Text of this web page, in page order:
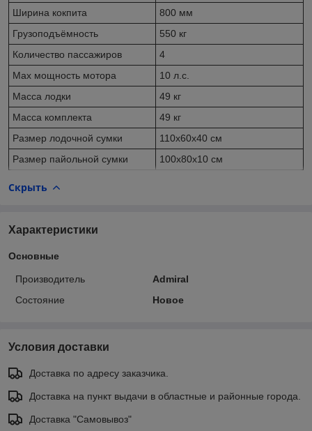
Ширина кокпита
800 мм
Грузоподъёмность
550 кг
Количество пассажиров
4
Max мощность мотора
10 л.с.
Масса лодки
49 кг
Масса комплекта
49 кг
Размер лодочной сумки
110х60х40 см
Размер пайольной сумки
100х80х10 см
Скрыть
Характеристики
Основные
Производитель
Admiral
Состояние
Новое
Условия доставки
Доставка по адресу заказчика.
Доставка на пункт выдачи в областные и районные города.
Доставка "Самовывоз"